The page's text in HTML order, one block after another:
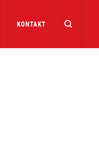
KONTAKT